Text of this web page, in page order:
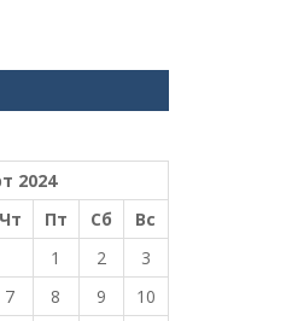
2024
Чт Пт Сб
Вс
1
2
3
7 8 9
10